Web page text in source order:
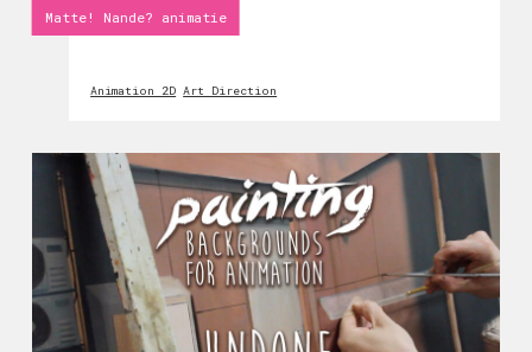
Matte! Nande? animatie
Animation 2D Art Direction